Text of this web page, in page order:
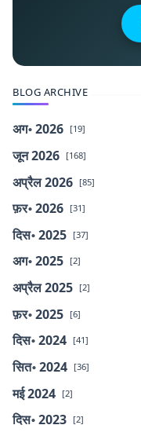
BLOG ARCHIVE
अग॰ 2026 [19]
जून 2026 [168]
अप्रैल 2026 [85]
फ़र॰ 2026 [31]
दिस॰ 2025 [37]
अग॰ 2025 [2]
अप्रैल 2025 [2]
फ़र॰ 2025 [6]
दिस॰ 2024 [41]
सित॰ 2024 [36]
मई 2024 [2]
दिस॰ 2023 [2]